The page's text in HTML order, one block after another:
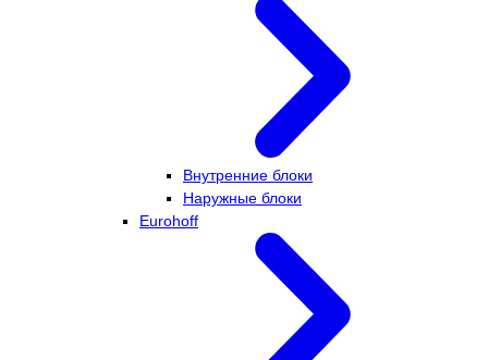
Внутренние блоки
Наружные блоки
Eurohoff